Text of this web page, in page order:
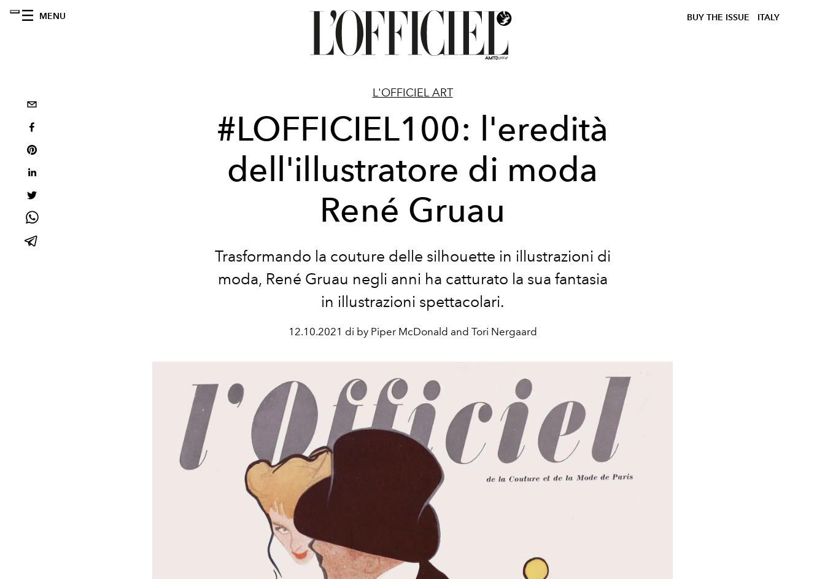
MENU BUY THE ISSUE ITALY
L'OFFICIEL ART
#LOFFICIEL100: l'eredità
dell'illustratore di moda
René Gruau
Trasformando la couture delle silhouette in illustrazioni di
moda, René Gruau negli anni ha catturato la sua fantasia
in illustrazioni spettacolari.
12.10.2021 di by Piper McDonald and Tori Nergaard